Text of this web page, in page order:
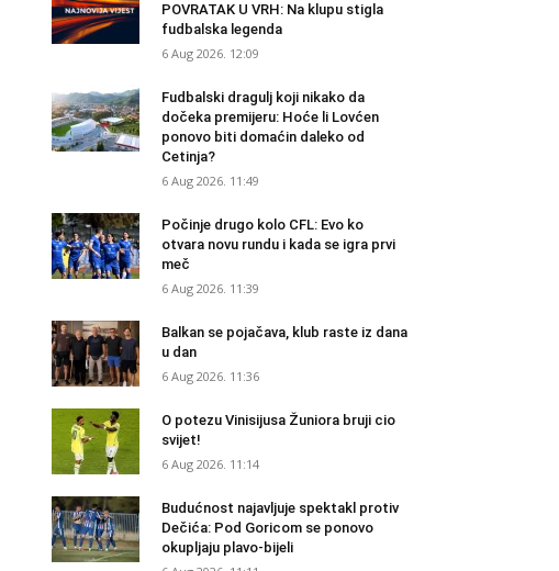
POVRATAK U VRH: Na klupu stigla
fudbalska legenda
6 Aug 2026. 12:09
Fudbalski dragulj koji nikako da
dočeka premijeru: Hoće li Lovćen
ponovo biti domaćin daleko od
Cetinja?
6 Aug 2026. 11:49
Počinje drugo kolo CFL: Evo ko
otvara novu rundu i kada se igra prvi
meč
6 Aug 2026. 11:39
Balkan se pojačava, klub raste iz dana
u dan
6 Aug 2026. 11:36
O potezu Vinisijusa Žuniora bruji cio
svijet!
6 Aug 2026. 11:14
Budućnost najavljuje spektakl protiv
Dečića: Pod Goricom se ponovo
okupljaju plavo-bijeli